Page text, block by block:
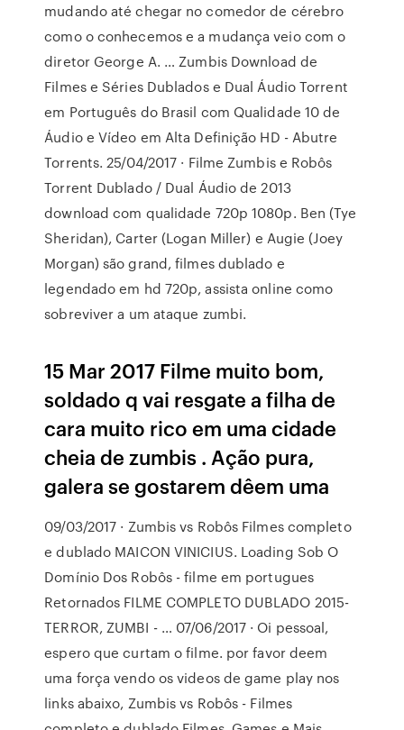
mudando até chegar no comedor de cérebro
como o conhecemos e a mudança veio com o
diretor George A. … Zumbis Download de
Filmes e Séries Dublados e Dual Áudio Torrent
em Português do Brasil com Qualidade 10 de
Áudio e Vídeo em Alta Definição HD - Abutre
Torrents. 25/04/2017 · Filme Zumbis e Robôs
Torrent Dublado / Dual Áudio de 2013
download com qualidade 720p 1080p. Ben (Tye
Sheridan), Carter (Logan Miller) e Augie (Joey
Morgan) são grand, filmes dublado e
legendado em hd 720p, assista online como
sobreviver a um ataque zumbi.
15 Mar 2017 Filme muito bom,
soldado q vai resgate a filha de
cara muito rico em uma cidade
cheia de zumbis . Ação pura,
galera se gostarem dêem uma
09/03/2017 · Zumbis vs Robôs Filmes completo
e dublado MAICON VINICIUS. Loading Sob O
Domínio Dos Robôs - filme em portugues
Retornados FILME COMPLETO DUBLADO 2015-
TERROR, ZUMBI - … 07/06/2017 · Oi pessoal,
espero que curtam o filme. por favor deem
uma força vendo os videos de game play nos
links abaixo, Zumbis vs Robôs - Filmes